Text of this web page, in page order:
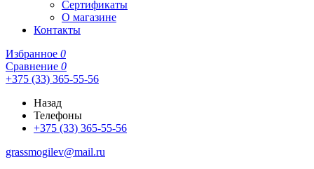
Сертификаты
О магазине
Контакты
Избранное 0
Сравнение 0
+375 (33) 365-55-56
Назад
Телефоны
+375 (33) 365-55-56
grassmogilev@mail.ru